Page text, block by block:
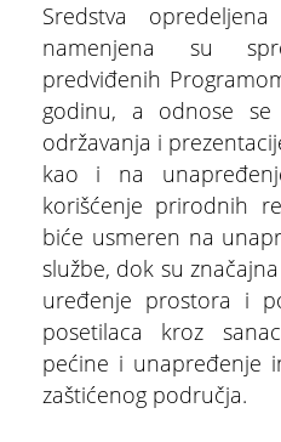
Sredstva
namenjena su
predviđenih
godinu, a odnose se
održavanja i
kao i na
korišćenje prirodnih
biće usmeren na
službe, dok su
uređenje prostora i
posetilaca kroz
pećine i unapređenje
zaštićenog područja.